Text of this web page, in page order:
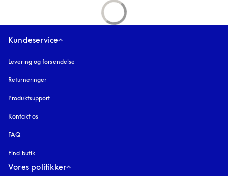
Kundeservice
Levering og forsendelse
Returneringer
Produktsupport
Kontakt os
FAQ
Find butik
Vores politikker